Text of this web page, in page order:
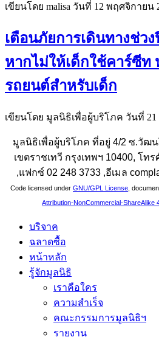
เขียนโดย malisa วันที่ 12 พฤศจิกายน
เตือนภัยการเดินทางช่ว
หากไม่ให้เด็กใช้คาร์ซีท
รถยนต์สำหรับเด็ก
เขียนโดย มูลนิธิเพื่อผู้บริโภค วันที่
มูลนิธิเพื่อผู้บริโภค ที่อยู่ 4/2 ซ.วัฒ
เขตราชเทวี กรุงเทพฯ 10400, โท
,แฟกซ์ 02 248 3733 ,อีเมล
Code licensed under GNU/GPL License ,
Attribution-NonCommercial-ShareAlike
บริจาค
ฉลาดซื้อ
หน้าหลัก
รู้จักมูลนิธิ
เราคือใคร
ความสำเร็จ
คณะกรรมการมูลนิธิฯ
รายงาน